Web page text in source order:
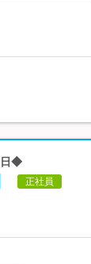
日◆
正社員